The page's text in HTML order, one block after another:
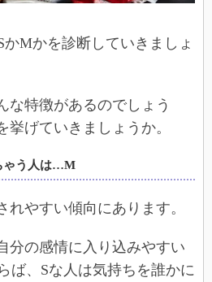
Mかを診断していきましょ
な特徴があるのでしょう
げていきましょうか。
ゃう人は…M
やすい傾向にあります。
分の感情に入り込みやすい
ば、Sな人は気持ちを誰かに